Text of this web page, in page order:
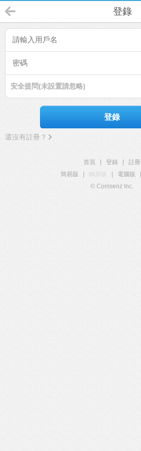
登錄
安全提問(未設置請忽略)
登錄
還沒有註冊？
首頁 登錄
註冊
簡易版
觸屏版 電腦版
© Comsenz Inc.